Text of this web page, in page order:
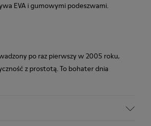
EVA i gumowymi podeszwami.
po raz pierwszy w 2005 roku,
z prostotą. To bohater dnia